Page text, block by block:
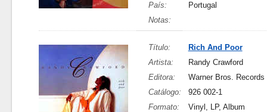
País:
Portugal
Notas:
Título:
Rich And Poor
Artista:
Randy Crawford
Editora:
Warner Bros. Records
Catálogo:
926 002-1
Formato:
Vinyl, LP, Album